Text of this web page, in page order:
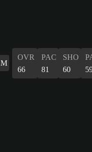
OVR
66
PAC
81
SHO
60